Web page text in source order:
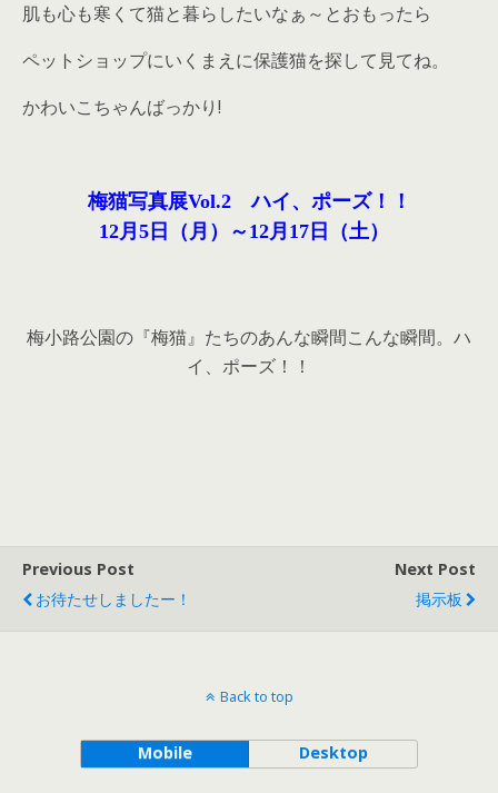
肌も心も寒くて猫と暮らしたいなぁ～とおもったら
ペットショップにいくまえに保護猫を探して見てね。
かわいこちゃんばっかり!
梅猫写真展Vol.2 ハイ、ポーズ！！
12月5日（月）～12月17日（土）
梅小路公園の『梅猫』たちのあんな瞬間こんな瞬間。ハ
イ、ポーズ！！
Previous Post
お待たせしましたー！
Next Post
掲示板
Back to top
Mobile Desktop